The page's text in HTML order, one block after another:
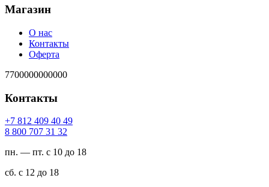
Магазин
О нас
Контакты
Оферта
7700000000000
Контакты
94 04 904 218 7+
23 13 707 008 8
пн. — пт. с 10 до 18
сб. с 12 до 18